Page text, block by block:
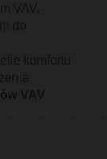
VAV,
do
komfortu
VAV